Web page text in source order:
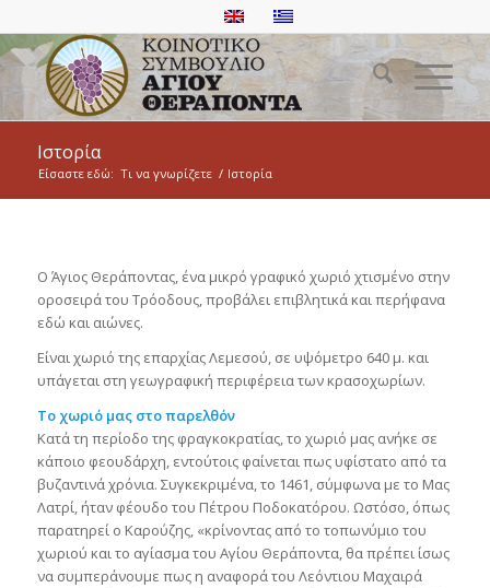
Ιστορία
Είσαστε εδώ: Τι να γνωρίζετε / Ιστορία
Ο Άγιος Θεράποντας, ένα μικρό γραφικό χωριό χτισμένο στην
οροσειρά του Τρόοδους, προβάλει επιβλητικά και περήφανα
εδώ και αιώνες.
Είναι χωριό της επαρχίας Λεμεσού, σε υψόμετρο 640 μ. και
υπάγεται στη γεωγραφική περιφέρεια των κρασοχωρίων.
Το χωριό μας στο παρελθόν
Κατά τη περίοδο της φραγκοκρατίας, το χωριό μας ανήκε σε
κάποιο φεουδάρχη, εντούτοις φαίνεται πως υφίστατο από τα
βυζαντινά χρόνια. Συγκεκριμένα, το 1461, σύμφωνα με το Μας
Λατρί, ήταν φέουδο του Πέτρου Ποδοκατόρου. Ωστόσο, όπως
παρατηρεί ο Καρούζης, «κρίνοντας από το τοπωνύμιο του
χωριού και το αγίασμα του Αγίου Θεράποντα, θα πρέπει ίσως
να συμπεράνουμε πως η αναφορά του Λεόντιου Μαχαιρά